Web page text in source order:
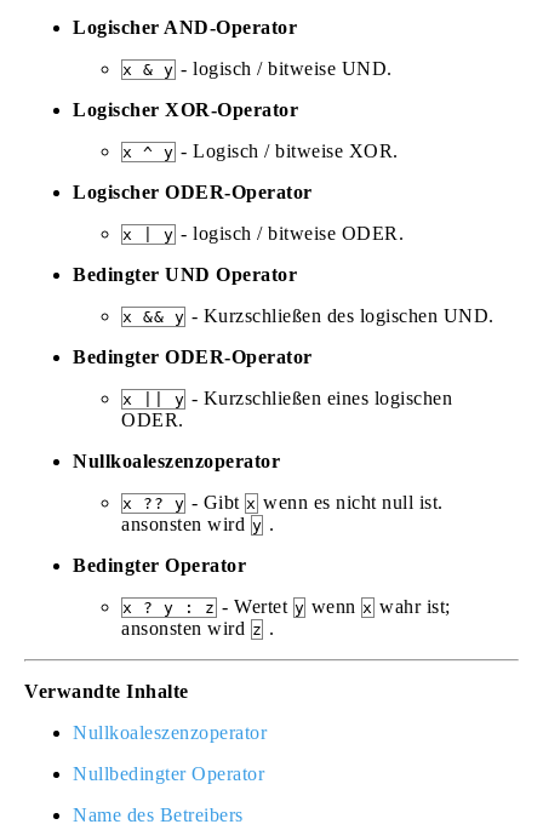
Logischer AND-Operator
x & y - logisch / bitweise UND.
Logischer XOR-Operator
x ^ y - Logisch / bitweise XOR.
Logischer ODER-Operator
x | y - logisch / bitweise ODER.
Bedingter UND Operator
x && y - Kurzschließen des logischen UND.
Bedingter ODER-Operator
x || y - Kurzschließen eines logischen
ODER.
Nullkoaleszenzoperator
x ?? y - Gibt x wenn es nicht null ist.
ansonsten wird y .
Bedingter Operator
x ? y : z - Wertet y wenn x wahr ist;
ansonsten wird z .
Verwandte Inhalte
Nullkoaleszenzoperator
Nullbedingter Operator
Name des Betreibers